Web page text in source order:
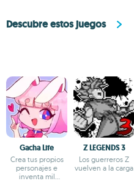
Descubre estos juegos
Gacha Life
Crea tus propios
personajes e
inventa mil
Z LEGENDS 3
Los guerreros Z
vuelven a la carga